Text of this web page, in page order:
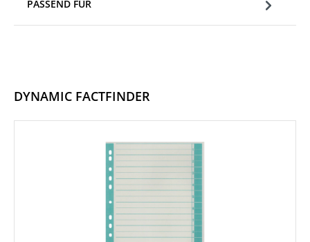
PASSEND FÜR
Produktgalerie überspringen
DYNAMIC FACTFINDER